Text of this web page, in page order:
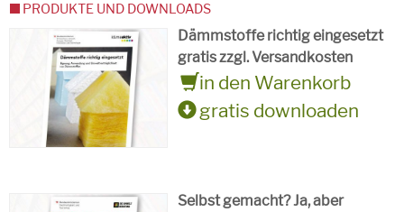
PRODUKTE UND DOWNLOADS
Dämmstoffe richtig eingesetzt
gratis zzgl. Versandkosten
in den Warenkorb
gratis downloaden
Selbst gemacht? Ja, aber